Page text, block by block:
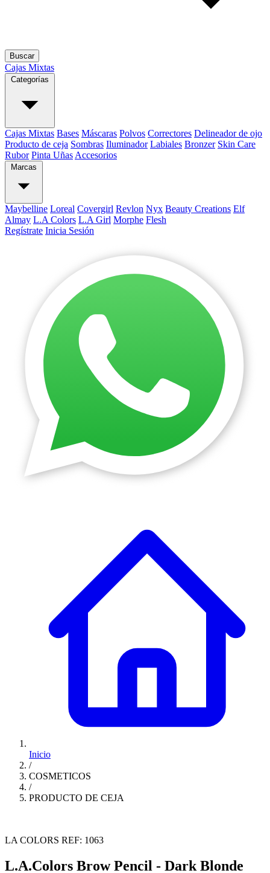
Buscar
Cajas Mixtas
Categorías
Cajas Mixtas Bases Máscaras Polvos Correctores Delineador de ojo
Producto de ceja Sombras Iluminador Labiales Bronzer Skin Care
Rubor Pinta Uñas Accesorios
Marcas
Maybelline Loreal Covergirl Revlon Nyx Beauty Creations Elf
Almay L.A Colors L.A Girl Morphe Flesh
Regístrate Inicia Sesión
Inicio
/
COSMETICOS
/
PRODUCTO DE CEJA
LA COLORS REF: 1063
L.A.Colors Brow Pencil - Dark Blonde